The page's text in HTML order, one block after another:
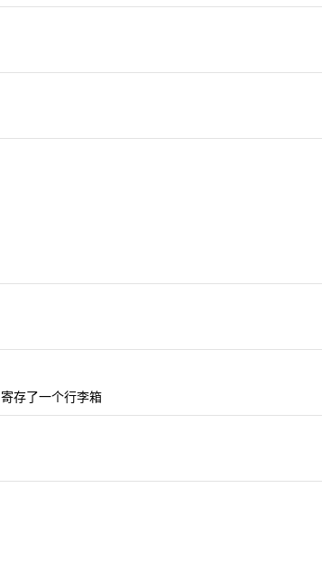
存了一个行李箱